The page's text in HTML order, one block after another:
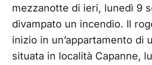
mezzanotte di ieri, lunedì 9
divampato un incendio. Il
inizio in un’appartamento di
situata in località Capanne,